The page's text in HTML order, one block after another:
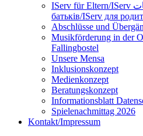
IServ für Eltern/IServ للآباء والأمهات/IServ для
батьків/IServ для
Abschlüsse und
Musikförderung in der
Fallingbostel
Unsere Mensa
Inklusionskonzept
Medienkonzept
Beratungskonzept
Informationsblatt
Spielenachmittag 2026
Kontakt/Impressum